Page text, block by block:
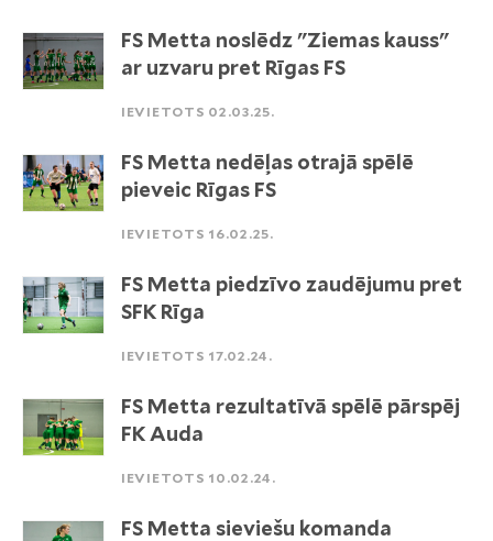
FS Metta noslēdz "Ziemas kauss"
ar uzvaru pret Rīgas FS
IEVIETOTS 02.03.25.
FS Metta nedēļas otrajā spēlē
pieveic Rīgas FS
IEVIETOTS 16.02.25.
FS Metta piedzīvo zaudējumu pret
SFK Rīga
IEVIETOTS 17.02.24.
FS Metta rezultatīvā spēlē pārspēj
FK Auda
IEVIETOTS 10.02.24.
FS Metta sieviešu komanda